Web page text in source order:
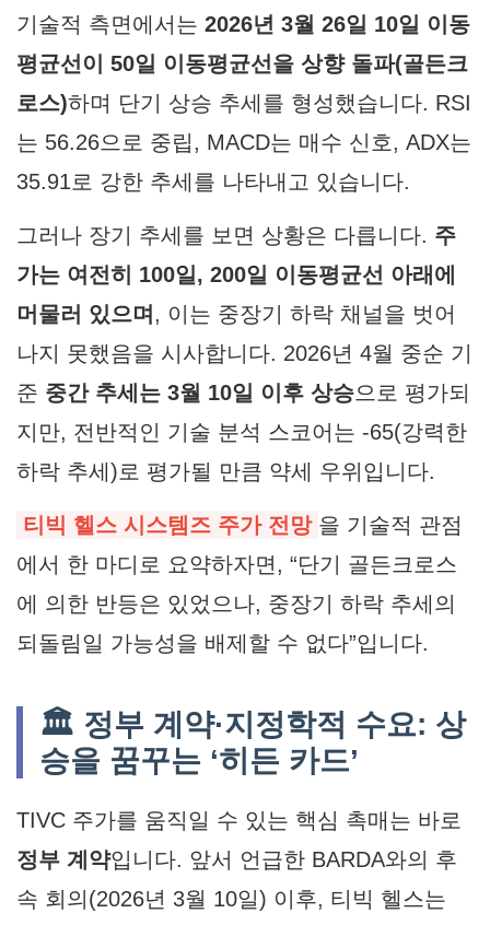
기술적 측면에서는 2026년 3월 26일 10일 이동
평균선이 50일 이동평균선을 상향 돌파(골든크
로스)하며 단기 상승 추세를 형성했습니다. RSI
는 56.26으로 중립, MACD는 매수 신호, ADX는
35.91로 강한 추세를 나타내고 있습니다.
그러나 장기 추세를 보면 상황은 다릅니다. 주
가는 여전히 100일, 200일 이동평균선 아래에
머물러 있으며 , 이는 중장기 하락 채널을 벗어
나지 못했음을 시사합니다. 2026년 4월 중순 기
준 중간 추세는 3월 10일 이후 상승으로 평가되
지만, 전반적인 기술 분석 스코어는 -65(강력한
하락 추세)로 평가될 만큼 약세 우위입니다.
티빅 헬스 시스템즈 주가 전망 을 기술적 관점
에서 한 마디로 요약하자면, “단기 골든크로스
에 의한 반등은 있었으나, 중장기 하락 추세의
되돌림일 가능성을 배제할 수 없다”입니다.
🏛️ 정부 계약·지정학적 수요: 상
승을 꿈꾸는 ‘히든 카드’
TIVC 주가를 움직일 수 있는 핵심 촉매는 바로
정부 계약입니다. 앞서 언급한 BARDA와의 후
속 회의(2026년 3월 10일) 이후, 티빅 헬스는